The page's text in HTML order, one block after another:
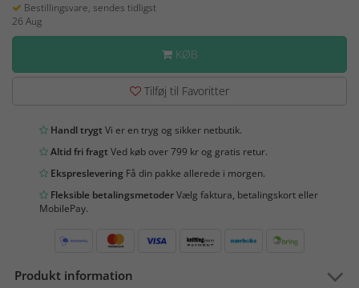
Bestillingsvare, sendes tidligst
26 Aug
KØB
Tilføj til Favoritter
Handl trygtVi er en tryg og sikker netbutik.
Altid fri fragtVed køb over 799 kr og gratis retur.
Ekspreslevering Få din pakke allerede i morgen.
Fleksible betalingsmetoderVælg faktura, betalingskort eller
MobilePay.
Produkt information